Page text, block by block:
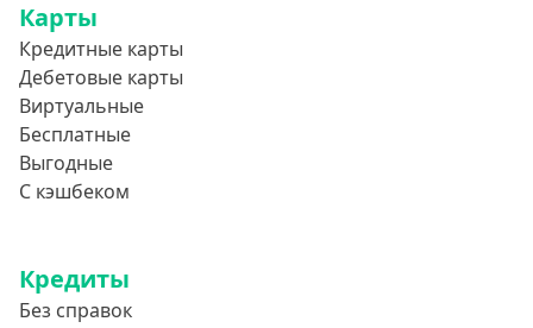
Карты
Кредитные карты
Дебетовые карты
Виртуальные
Бесплатные
Выгодные
С кэшбеком
Кредиты
Без справок